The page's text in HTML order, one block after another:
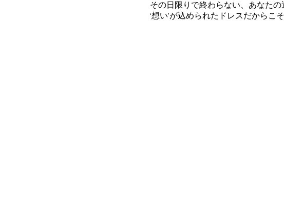
その日限りで終わらない、あなたの
‘想い’が込められたドレスだからこ